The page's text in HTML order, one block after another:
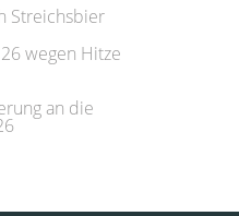
Streichsbier
wegen Hitze
an die